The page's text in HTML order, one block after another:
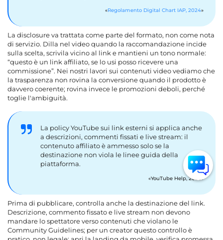
Regolamento Digital Chart IAP, 2024
La disclosure va trattata come parte del formato, non come nota
di servizio. Dilla nel video quando la raccomandazione incide
sulla scelta, scrivila vicino al link e mantieni un tono normale:
“questo è un link affiliato, se lo usi posso ricevere una
commissione”. Nei nostri lavori sui contenuti video vediamo che
la trasparenza non rovina la conversione quando il prodotto è
davvero coerente; rovina invece le promozioni deboli, perché
toglie l'ambiguità.
La policy YouTube sui link esterni si applica anche
a descrizioni, commenti fissati e live stream: il
contenuto affiliato è ammesso solo se la
destinazione non viola le linee guida della
piattaforma.
YouTube Help, 2026
Prima di pubblicare, controlla anche la destinazione del link.
Descrizione, commento fissato e live stream non devono
mandare lo spettatore verso contenuti che violano le
Community Guidelines; per un creator questo controllo è